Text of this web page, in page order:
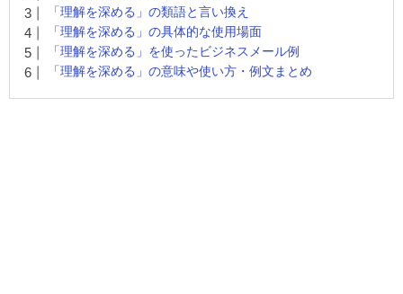
「理解を深める」の類語と言い換え
「理解を深める」の具体的な使用場面
「理解を深める」を使ったビジネスメール例
「理解を深める」の意味や使い方・例文まとめ